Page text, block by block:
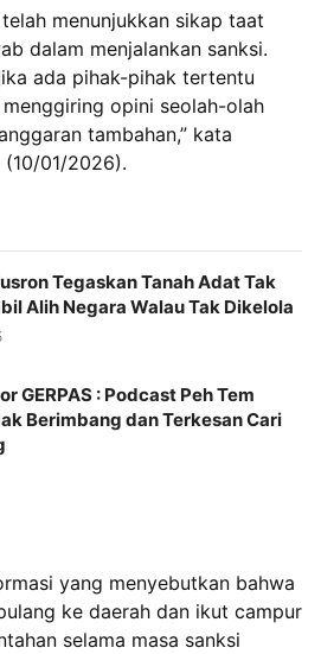
menunjukkan sikap taat
dalam menjalankan sanksi.
ada pihak-pihak tertentu
opini seolah-olah
tambahan,” kata
(10/01/2026).
Tegaskan Tanah Adat Tak
Alih Negara Walau Tak Dikelola
GERPAS : Podcast Peh Tem
Berimbang dan Terkesan Cari
yang menyebutkan bahwa
ke daerah dan ikut campur
selama masa sanksi